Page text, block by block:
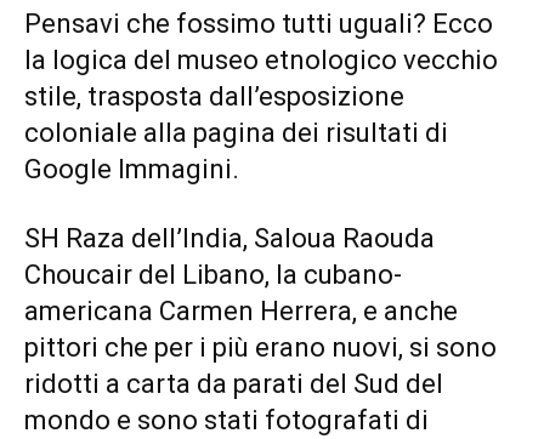
Pensavi che fossimo tutti uguali? Ecco
la logica del museo etnologico vecchio
stile, trasposta dall’esposizione
coloniale alla pagina dei risultati di
Google Immagini.
SH Raza dell’India, Saloua Raouda
Choucair del Libano, la cubano-
americana Carmen Herrera, e anche
pittori che per i più erano nuovi, si sono
ridotti a carta da parati del Sud del
mondo e sono stati fotografati di